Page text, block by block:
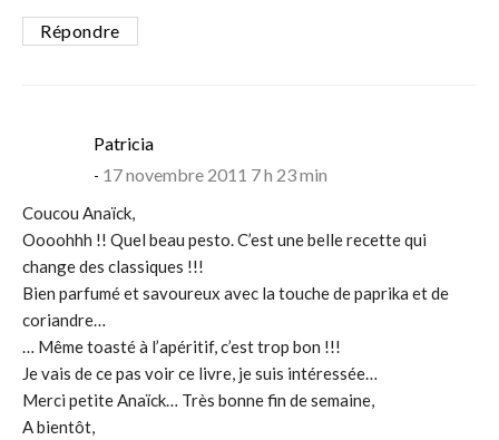
Répondre
Patriciasays:
17 novembre 2011 7 h 23 min
Coucou Anaïck,
Oooohhh !! Quel beau pesto. C’est une belle recette qui
change des classiques !!!
Bien parfumé et savoureux avec la touche de paprika et de
coriandre…
… Même toasté à l’apéritif, c’est trop bon !!!
Je vais de ce pas voir ce livre, je suis intéressée…
Merci petite Anaïck… Très bonne fin de semaine,
A bientôt,